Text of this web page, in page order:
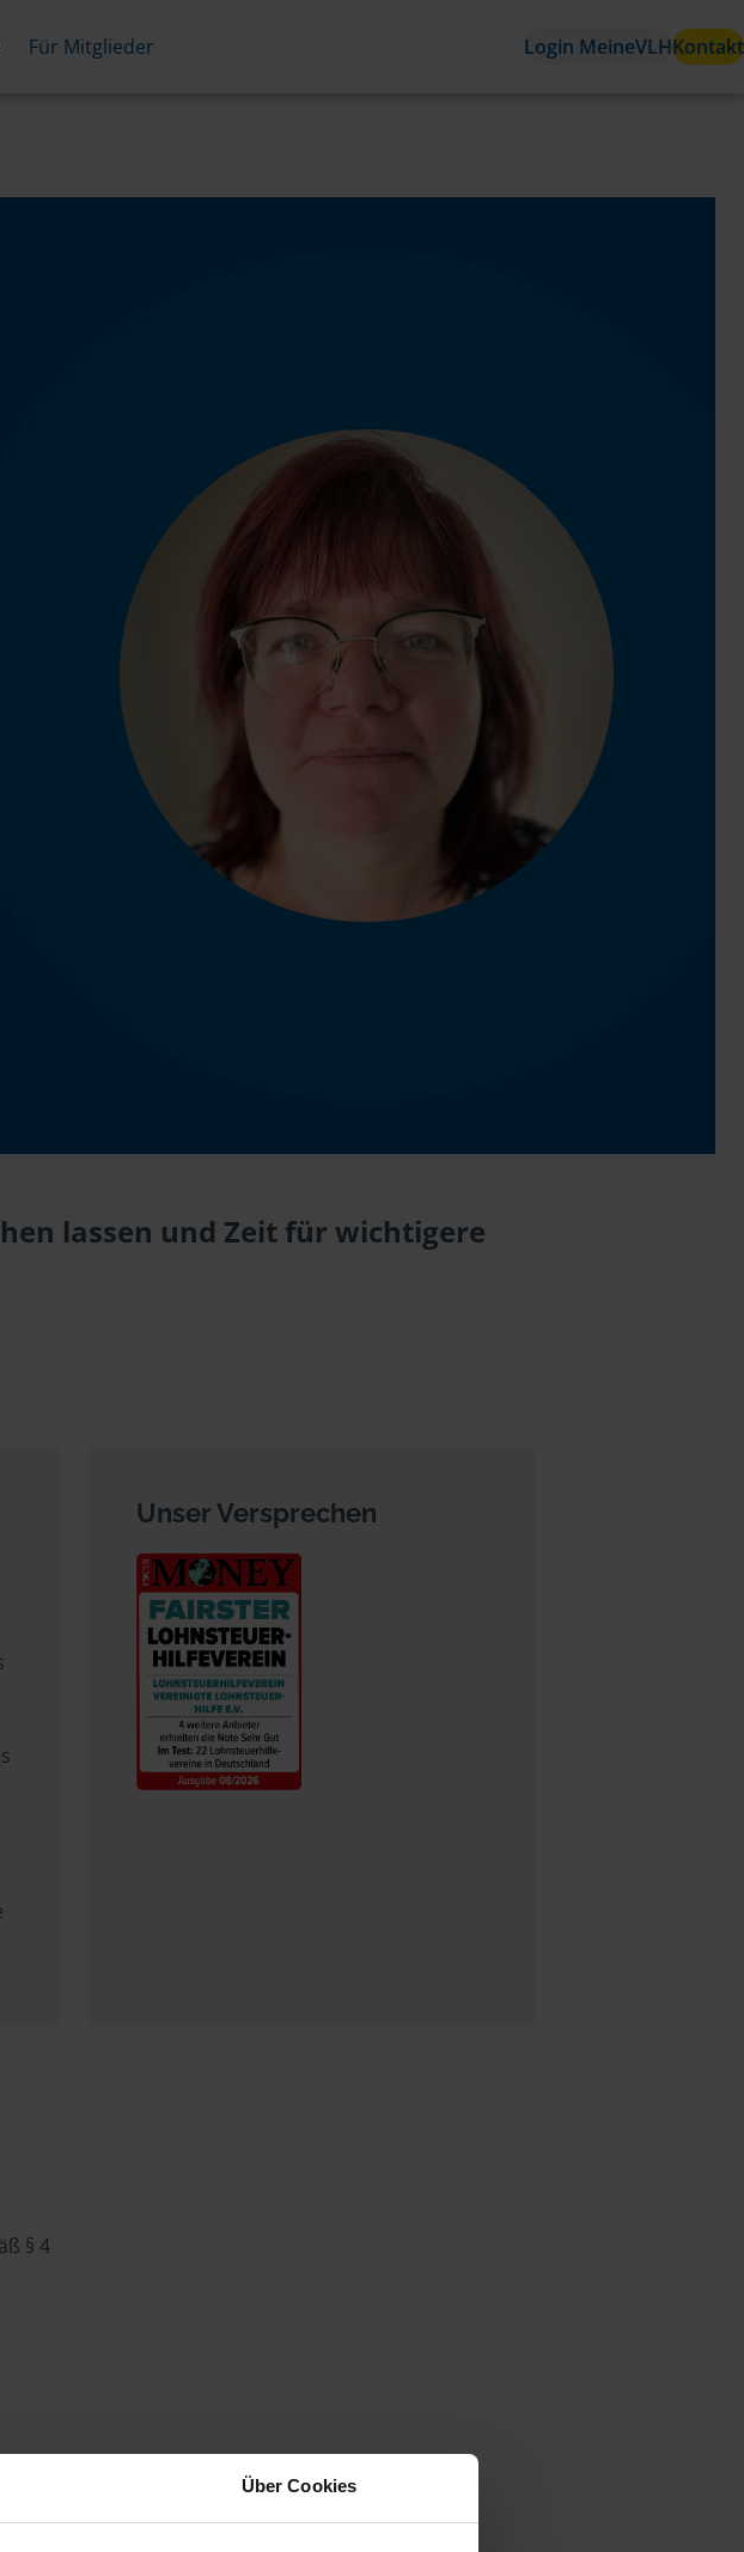
Über Cookies
Für Mitglieder Login MeineVLHKontakt
lassen und Zeit für wichtigere
Unser Versprechen
§ 4